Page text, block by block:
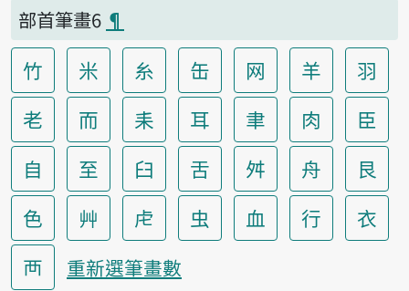
部首筆畫6 ¶
竹 米 糸 缶 网 羊
羽
老
而 耒 耳 聿 肉
臣
自
至 臼 舌 舛 舟
艮
色
艸 虍 虫 血 行
衣
襾
重新選筆畫數